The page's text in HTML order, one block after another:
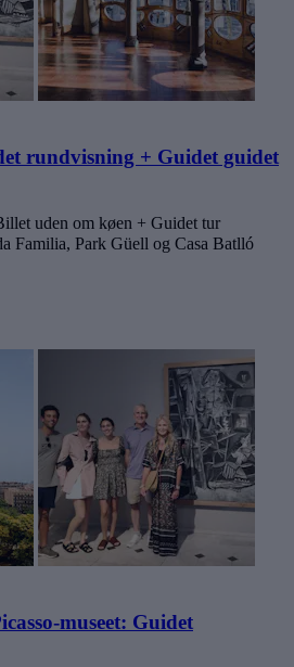
rundvisning + Guidet guidet
uden om køen + Guidet tur
Familia, Park Güell og Casa Batlló
museet: Guidet